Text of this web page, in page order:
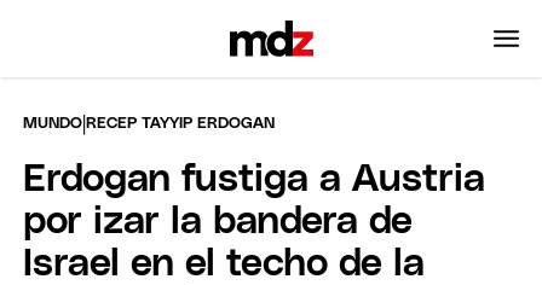
MUNDO |RECEP TAYYIP ERDOGAN
Erdogan fustiga a Austria
por izar la bandera de
Israel en el techo de la